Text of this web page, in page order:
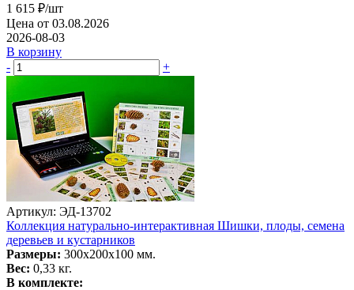
1 615 ₽/шт
Цена от 03.08.2026
2026-08-03
В корзину
-
+
Артикул: ЭД-13702
Коллекция натурально-интерактивная Шишки, плоды, семена
деревьев и кустарников
Размеры: 300х200х100 мм.
Вес: 0,33 кг.
В комплекте: